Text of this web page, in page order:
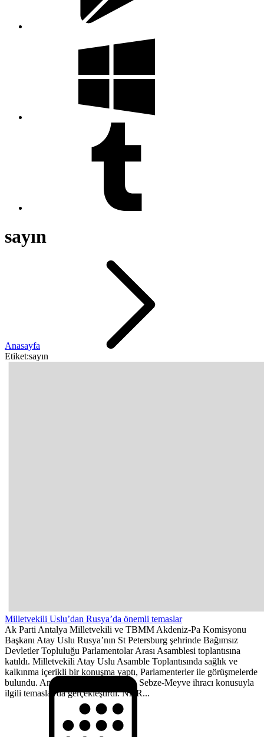
sayın
Anasayfa
Etiket:sayın
Milletvekili Uslu’dan Rusya’da önemli temaslar
Ak Parti Antalya Milletvekili ve TBMM Akdeniz-Pa Komisyonu
Başkanı Atay Uslu Rusya’nın St Petersburg şehrinde Bağımsız
Devletler Topluluğu Parlamentolar Arası Asamblesi toplantısına
katıldı. Milletvekili Atay Uslu Asamble Toplantısında sağlık ve
kalkınma içerikli bir konuşma yaptı, Parlamenterler ile görüşmelerde
bulundu. Antalya’nın gündemi olan Sebze-Meyve ihracı konusuyla
ilgili temaslar da gerçekleştirdi. NAR...